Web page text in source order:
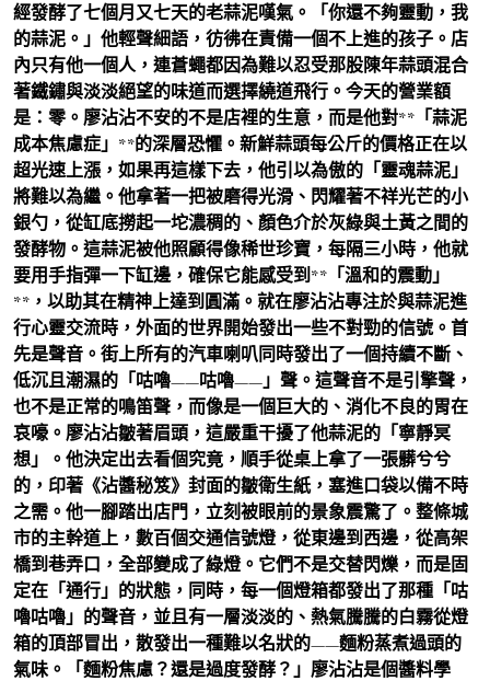
經發酵了七個月又七天的老蒜泥嘆氣。「你還不夠靈動，我
的蒜泥。」他輕聲細語，彷彿在責備一個不上進的孩子。店
內只有他一個人，連蒼蠅都因為難以忍受那股陳年蒜頭混合
著鐵鏽與淡淡絕望的味道而選擇繞道飛行。今天的營業額
是：零。廖沾沾不安的不是店裡的生意，而是他對**「蒜泥
成本焦慮症」**的深層恐懼。新鮮蒜頭每公斤的價格正在以
超光速上漲，如果再這樣下去，他引以為傲的「靈魂蒜泥」
將難以為繼。他拿著一把被磨得光滑、閃耀著不祥光芒的小
銀勺，從缸底撈起一坨濃稠的、顏色介於灰綠與土黃之間的
發酵物。這蒜泥被他照顧得像稀世珍寶，每隔三小時，他就
要用手指彈一下缸邊，確保它能感受到**「溫和的震動」
**，以助其在精神上達到圓滿。就在廖沾沾專注於與蒜泥進
行心靈交流時，外面的世界開始發出一些不對勁的信號。首
先是聲音。街上所有的汽車喇叭同時發出了一個持續不斷、
低沉且潮濕的「咕嚕——咕嚕——」聲。這聲音不是引擎聲，
也不是正常的鳴笛聲，而像是一個巨大的、消化不良的胃在
哀嚎。廖沾沾皺著眉頭，這嚴重干擾了他蒜泥的「寧靜冥
想」。他決定出去看個究竟，順手從桌上拿了一張髒兮兮
的，印著《沾醬秘笈》封面的皺衛生紙，塞進口袋以備不時
之需。他一腳踏出店門，立刻被眼前的景象震驚了。整條城
市的主幹道上，數百個交通信號燈，從東邊到西邊，從高架
橋到巷弄口，全部變成了綠燈。它們不是交替閃爍，而是固
定在「通行」的狀態，同時，每一個燈箱都發出了那種「咕
嚕咕嚕」的聲音，並且有一層淡淡的、熱氣騰騰的白霧從燈
箱的頂部冒出，散發出一種難以名狀的——麵粉蒸煮過頭的
氣味。「麵粉焦慮？還是過度發酵？」廖沾沾是個醬料學